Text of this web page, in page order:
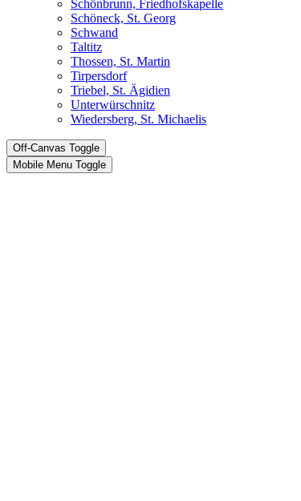
Schönbrunn, Friedhofskapelle
Schöneck, St. Georg
Schwand
Taltitz
Thossen, St. Martin
Tirpersdorf
Triebel, St. Ägidien
Unterwürschnitz
Wiedersberg, St. Michaelis
Off-Canvas Toggle
Mobile Menu Toggle